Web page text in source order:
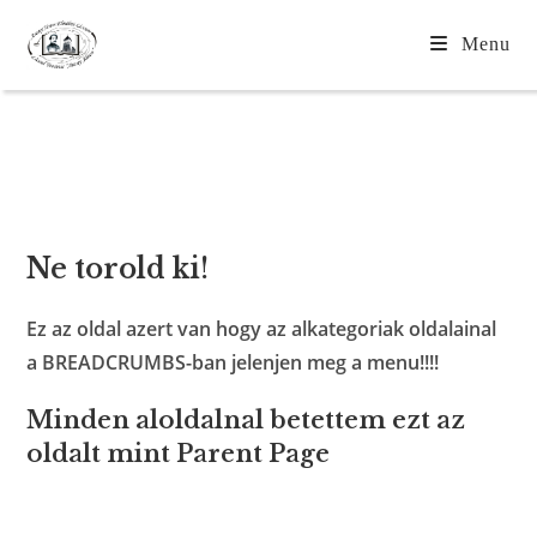
Menu
Ne torold ki!
Ez az oldal azert van hogy az alkategoriak oldalainal
a BREADCRUMBS-ban jelenjen meg a menu!!!!
Minden aloldalnal betettem ezt az
oldalt mint Parent Page